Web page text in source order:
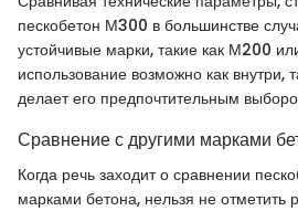
пескобетон М300 в большинстве
устойчивые марки, такие как М200
использование возможно как внутри,
делает его предпочтительным
Сравнение с другими марками
Когда речь заходит о сравнении
марками бетона, нельзя не отметить